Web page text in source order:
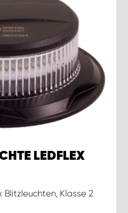
LEDFLEX
Blitzleuchten, Klasse 2